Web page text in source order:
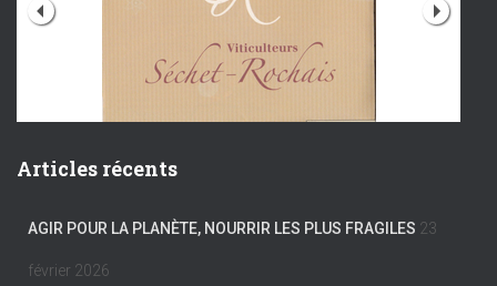
Articles récents
AGIR POUR LA PLANÈTE, NOURRIR LES PLUS FRAGILES 23
février 2026